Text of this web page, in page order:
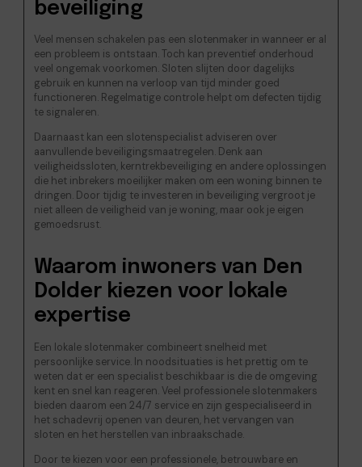
beveiliging
Veel mensen schakelen pas een slotenmaker in wanneer er al
een probleem is ontstaan. Toch kan preventief onderhoud
veel ongemak voorkomen. Sloten slijten door dagelijks
gebruik en kunnen na verloop van tijd minder goed
functioneren. Regelmatige controle helpt om defecten tijdig
te signaleren.
Daarnaast kan een slotenspecialist adviseren over
aanvullende beveiligingsmaatregelen. Denk aan
veiligheidssloten, kerntrekbeveiliging en andere oplossingen
die het inbrekers moeilijker maken om een woning binnen te
dringen. Door tijdig te investeren in beveiliging vergroot je
niet alleen de veiligheid van je woning, maar ook je eigen
gemoedsrust.
Waarom inwoners van Den
Dolder kiezen voor lokale
expertise
Een lokale slotenmaker combineert snelheid met
persoonlijke service. In noodsituaties is het prettig om te
weten dat er een specialist beschikbaar is die de omgeving
kent en snel kan reageren. Veel professionele slotenmakers
bieden daarom een 24/7 service en zijn gespecialiseerd in
het schadevrij openen van deuren, het vervangen van
sloten en het herstellen van inbraakschade.
Door te kiezen voor een professionele, betrouwbare en